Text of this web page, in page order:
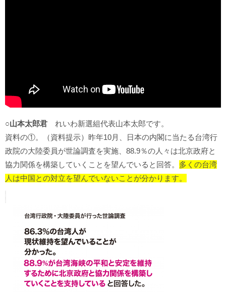
○山本太郎君 れいわ新選組代表山本太郎です。
資料の①。（資料提示）昨年10月、日本の内閣に当たる台湾行
政院の大陸委員が世論調査を実施、88.9％の人々は北京政府と
協力関係を構築していくことを望んでいると回答。 多くの台湾
人は中国との対立を望んでいないことが分かります。